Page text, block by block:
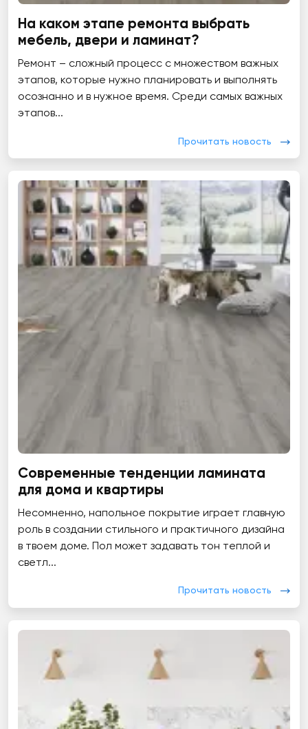
На каком этапе ремонта выбрать
мебель, двери и ламинат?
Ремонт – сложный процесс с множеством важных
этапов, которые нужно планировать и выполнять
осознанно и в нужное время. Среди самых важных
этапов...
Прочитать новость
Современные тенденции ламината
для дома и квартиры
Несомненно, напольное покрытие играет главную
роль в создании стильного и практичного дизайна
в твоем доме. Пол может задавать тон теплой и
светл...
Прочитать новость